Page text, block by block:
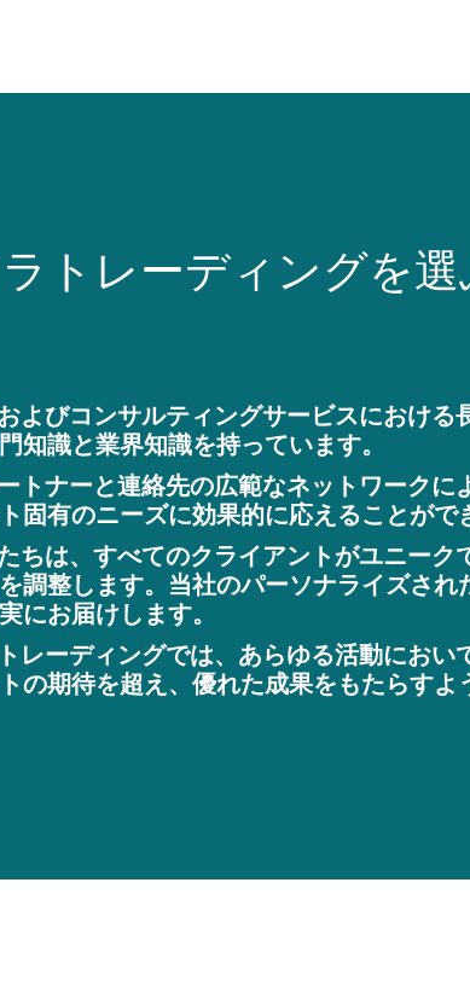
トレーディングを選
よびコンサルティングサービスにおけ
知識と業界知識を持っています。
トナーと連絡先の広範なネットワーク
固有のニーズに効果的に応えることがで
ちは、すべてのクライアントがユニーク
調整します。当社のパーソナライズさ
にお届けします。
レーディングでは、あらゆる活動にお
の期待を超え、優れた成果をもたらすよ